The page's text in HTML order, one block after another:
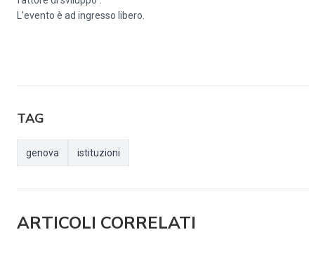
L’evento è ad ingresso libero.
TAG
genova istituzioni
ARTICOLI CORRELATI